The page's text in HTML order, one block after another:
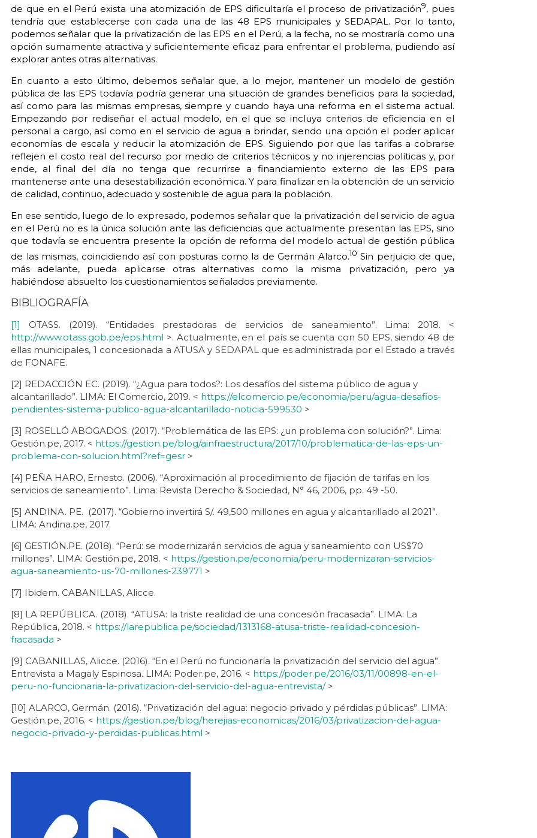
de que en el Perú exista una atomización de EPS dificultaría el proceso de privatización9, pues
tendría que establecerse con cada una de las 48 EPS municipales y SEDAPAL. Por lo tanto,
podemos señalar que la privatización de las EPS en el Perú, a la fecha, no se mostraría como una
opción sumamente atractiva y suficientemente eficaz para enfrentar el problema, pudiendo así
explorar antes otras alternativas.
En cuanto a esto último, debemos señalar que, a lo mejor, mantener un modelo de gestión
pública de las EPS todavía podría generar una situación de grandes beneficios para la sociedad,
así como para las mismas empresas, siempre y cuando haya una reforma en el sistema actual.
Empezando por rediseñar el actual modelo, en el que se incluya criterios de eficiencia en el
personal a cargo, así como en el servicio de agua a brindar, siendo una opción el poder aplicar
economías de escala y reducir la atomización de EPS. Siguiendo por que las tarifas a cobrarse
reflejen el costo real del recurso por medio de criterios técnicos y no injerencias políticas y, por
ende, al final del día no tenga que recurrirse a financiamiento externo de las EPS para
mantenerse ante una desestabilización económica. Y para finalizar en la obtención de un servicio
de calidad, continuo, adecuado y sostenible de agua para la población.
En ese sentido, luego de lo expresado, podemos señalar que la privatización del servicio de agua
en el Perú no es la única solución ante las deficiencias que actualmente presentan las EPS, sino
que todavía se encuentra presente la opción de reforma del modelo actual de gestión pública
de las mismas, coincidiendo así con posturas como la de Germán Alarco.10 Sin perjuicio de que,
más adelante, pueda aplicarse otras alternativas como la misma privatización, pero ya
habiéndose absuelto los cuestionamientos señalados previamente.
BIBLIOGRAFÍA
[1]
OTASS. (2019). “Entidades prestadoras de servicios de saneamiento”. Lima: 2018. <
http://www.otass.gob.pe/eps.html >. Actualmente, en el país se cuenta con 50 EPS, siendo 48 de
ellas municipales, 1 concesionada a ATUSA y SEDAPAL que es administrada por el Estado a través
de FONAFE.
[2] REDACCIÓN EC. (2019). “¿Agua para todos?: Los desafíos del sistema público de agua y
alcantarillado”. LIMA: El Comercio, 2019. < https://elcomercio.pe/economia/peru/agua-desafios-
pendientes-sistema-publico-agua-alcantarillado-noticia-599530 >
[3] ROSELLÓ ABOGADOS. (2017). “Problemática de las EPS: ¿un problema con solución?”. Lima:
Gestión.pe, 2017. < https://gestion.pe/blog/ainfraestructura/2017/10/problematica-de-las-eps-un-
problema-con-solucion.html?ref=gesr >
[4] PEÑA HARO, Ernesto. (2006). “Aproximación al procedimiento de fijación de tarifas en los
servicios de saneamiento”. Lima: Revista Derecho & Sociedad, N° 46, 2006, pp. 49 -50.
[5] ANDINA. PE. (2017). “Gobierno invertirá S/. 49,500 millones en agua y alcantarillado al 2021”.
LIMA: Andina.pe, 2017.
[6] GESTIÓN.PE. (2018). “Perú: se modernizarán servicios de agua y saneamiento con US$70
millones”. LIMA: Gestión.pe, 2018. < https://gestion.pe/economia/peru-modernizaran-servicios-
agua-saneamiento-us-70-millones-239771 >
[7] Ibidem. CABANILLAS, Alicce.
[8] LA REPÚBLICA. (2018). “ATUSA: la triste realidad de una concesión fracasada”. LIMA: La
República, 2018. < https://larepublica.pe/sociedad/1313168-atusa-triste-realidad-concesion-
fracasada >
[9] CABANILLAS, Alicce. (2016). “En el Perú no funcionaría la privatización del servicio del agua”.
Entrevista a Magaly Espinosa. LIMA: Poder.pe, 2016. < https://poder.pe/2016/03/11/00898-en-el-
peru-no-funcionaria-la-privatizacion-del-servicio-del-agua-entrevista/>
[10] ALARCO, Germán. (2016). “Privatización del agua: negocio privado y pérdidas públicas”. LIMA:
Gestión.pe, 2016. < https://gestion.pe/blog/herejias-economicas/2016/03/privatizacion-del-agua-
negocio-privado-y-perdidas-publicas.html >